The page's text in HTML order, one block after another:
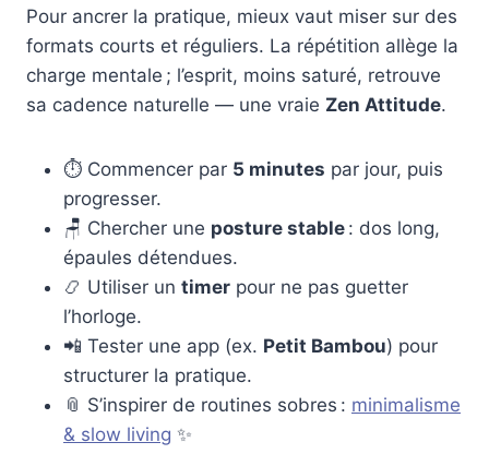
Pour ancrer la pratique, mieux vaut miser sur des
formats courts et réguliers. La répétition allège la
charge mentale ; l’esprit, moins saturé, retrouve
sa cadence naturelle — une vraie Zen Attitude.
⏱️ Commencer par 5 minutes par jour, puis
progresser.
🪑 Chercher une posture stable : dos long,
épaules détendues.
📿 Utiliser un timer pour ne pas guetter
l’horloge.
📲 Tester une app (ex. Petit Bambou) pour
structurer la pratique.
📎 S’inspirer de routines sobres : minimalisme
& slow living ✨